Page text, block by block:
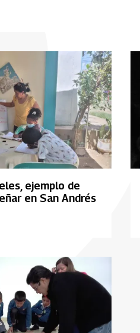
ejemplo de
en San Andrés